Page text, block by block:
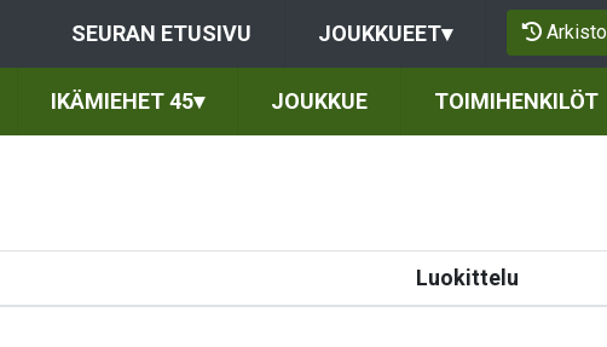
SEURAN ETUSIVU JOUKKUEET▾ Arkisto
IKÄMIEHET 45▾ JOUKKUE TOIMIHENKILÖT
Luokittelu